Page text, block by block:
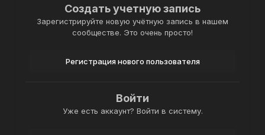
Создать учетную запись
Зарегистрируйте новую учётную запись в нашем
сообществе. Это очень просто!
Регистрация нового пользователя
Войти
Уже есть аккаунт? Войти в систему.